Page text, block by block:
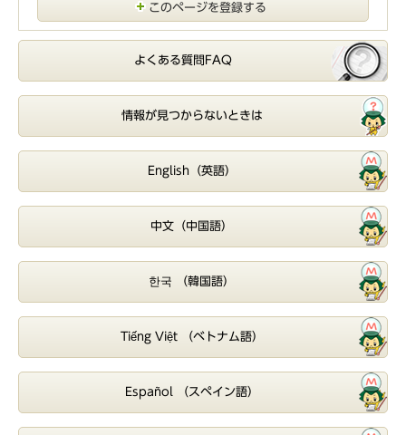
このページを登録する
よくある質問FAQ
情報が見つからないときは
English（英語）
中文（中国語）
한국 （韓国語）
Tiếng Việt （ベトナム語）
Español （スペイン語）